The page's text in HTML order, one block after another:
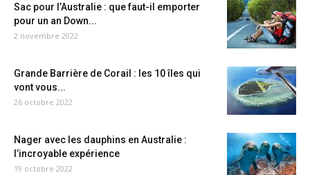
Sac pour l’Australie : que faut-il emporter
pour un an Down...
2 novembre 2022
Grande Barrière de Corail : les 10 îles qui
vont vous...
26 octobre 2022
Nager avec les dauphins en Australie :
l’incroyable expérience
19 octobre 2022